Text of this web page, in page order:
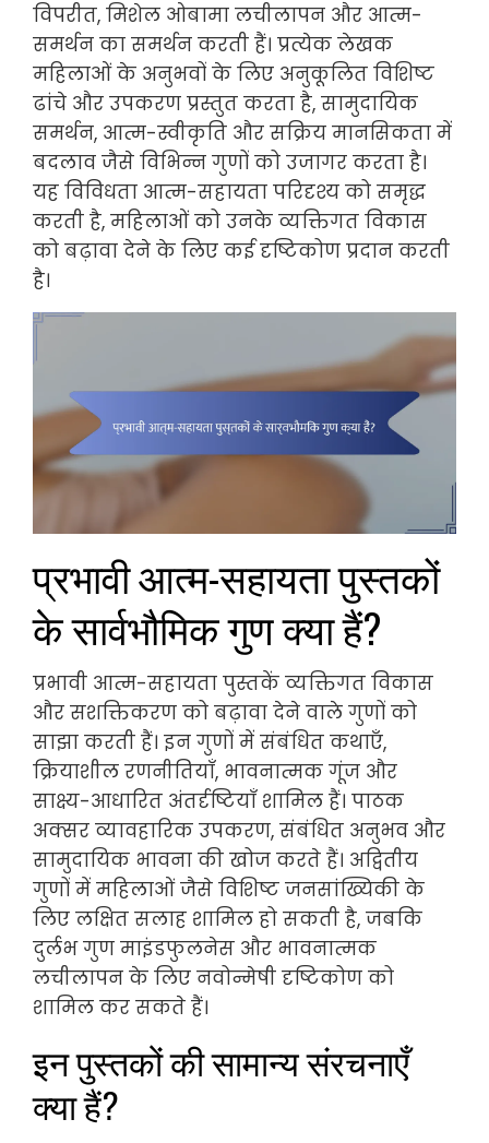
विपरीत, मिशेल ओबामा लचीलापन और आत्म-
समर्थन का समर्थन करती हैं। प्रत्येक लेखक
महिलाओं के अनुभवों के लिए अनुकूलित विशिष्ट
ढांचे और उपकरण प्रस्तुत करता है, सामुदायिक
समर्थन, आत्म-स्वीकृति और सक्रिय मानसिकता में
बदलाव जैसे विभिन्न गुणों को उजागर करता है।
यह विविधता आत्म-सहायता परिदृश्य को समृद्ध
करती है, महिलाओं को उनके व्यक्तिगत विकास
को बढ़ावा देने के लिए कई दृष्टिकोण प्रदान करती
है।
प्रभावी आत्म-सहायता पुस्तकों
के सार्वभौमिक गुण क्या हैं?
प्रभावी आत्म-सहायता पुस्तकें व्यक्तिगत विकास
और सशक्तिकरण को बढ़ावा देने वाले गुणों को
साझा करती हैं। इन गुणों में संबंधित कथाएँ,
क्रियाशील रणनीतियाँ, भावनात्मक गूंज और
साक्ष्य-आधारित अंतर्दृष्टियाँ शामिल हैं। पाठक
अक्सर व्यावहारिक उपकरण, संबंधित अनुभव और
सामुदायिक भावना की खोज करते हैं। अद्वितीय
गुणों में महिलाओं जैसे विशिष्ट जनसांख्यिकी के
लिए लक्षित सलाह शामिल हो सकती है, जबकि
दुर्लभ गुण माइंडफुलनेस और भावनात्मक
लचीलापन के लिए नवोन्मेषी दृष्टिकोण को
शामिल कर सकते हैं।
इन पुस्तकों की सामान्य संरचनाएँ
क्या हैं?